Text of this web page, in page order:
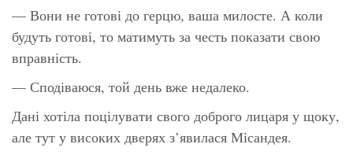
— Вони не готові до герцю, ваша милосте. А коли
будуть готові, то матимуть за честь показати свою
вправність.
— Сподіваюся, той день вже недалеко.
Дані хотіла поцілувати свого доброго лицаря у щоку,
але тут у високих дверях з’явилася Місандея.